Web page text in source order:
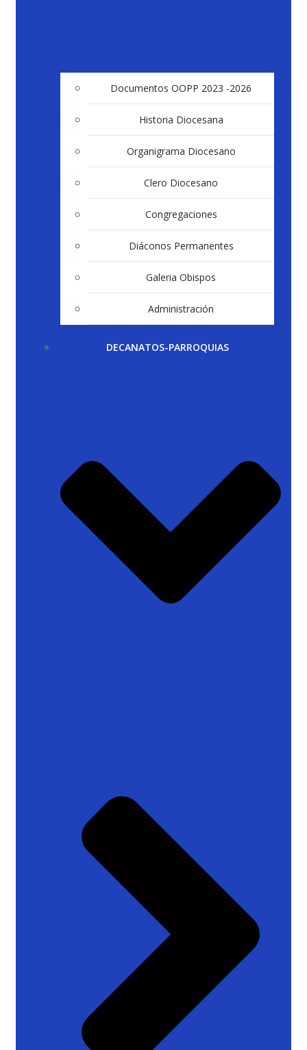
Documentos OOPP 2023 -2026
Historia Diocesana
Organigrama Diocesano
Clero Diocesano
Congregaciones
Diáconos Permanentes
Galeria Obispos
Administración
DECANATOS-PARROQUIAS